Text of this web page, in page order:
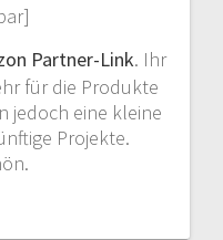
Partner-Link. Ihr
für die Produkte
jedoch eine kleine
Projekte.